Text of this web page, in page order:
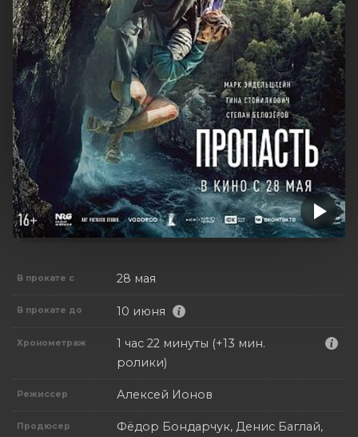
В прокате с 28 мая
В прокате до 10 июня
Хронометраж
1 час 22 минуты (+13 мин.
ролики)
Режиссер Алексей Ионов
Продюсер
Фёдор Бондарчук, Денис Баглай,